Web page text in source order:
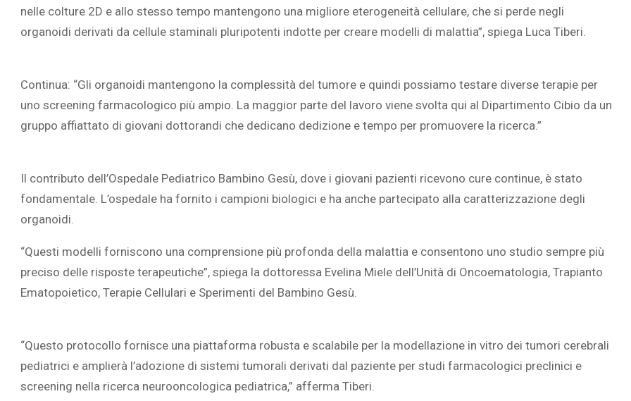
nelle colture 2D e allo stesso tempo mantengono una migliore eterogeneità cellulare, che si perde negli
organoidi derivati da cellule staminali pluripotenti indotte per creare modelli di malattia”, spiega Luca Tiberi.
Continua: “Gli organoidi mantengono la complessità del tumore e quindi possiamo testare diverse terapie per
uno screening farmacologico più ampio. La maggior parte del lavoro viene svolta qui al Dipartimento Cibio da un
gruppo affiattato di giovani dottorandi che dedicano dedizione e tempo per promuovere la ricerca.”
Il contributo dell’Ospedale Pediatrico Bambino Gesù, dove i giovani pazienti ricevono cure continue, è stato
fondamentale. L’ospedale ha fornito i campioni biologici e ha anche partecipato alla caratterizzazione degli
organoidi.
“Questi modelli forniscono una comprensione più profonda della malattia e consentono uno studio sempre più
preciso delle risposte terapeutiche”, spiega la dottoressa Evelina Miele dell’Unità di Oncoematologia, Trapianto
Ematopoietico, Terapie Cellulari e Sperimenti del Bambino Gesù.
“Questo protocollo fornisce una piattaforma robusta e scalabile per la modellazione in vitro dei tumori cerebrali
pediatrici e amplierà l’adozione di sistemi tumorali derivati dal paziente per studi farmacologici preclinici e
screening nella ricerca neurooncologica pediatrica,” afferma Tiberi.